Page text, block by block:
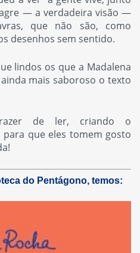
— a verdadeira visão —
que não são, como
desenhos sem sentido.
lindos os que a Madalena
mais saboroso o texto
de ler, criando o
que eles tomem gosto
do Pentágono, temos: